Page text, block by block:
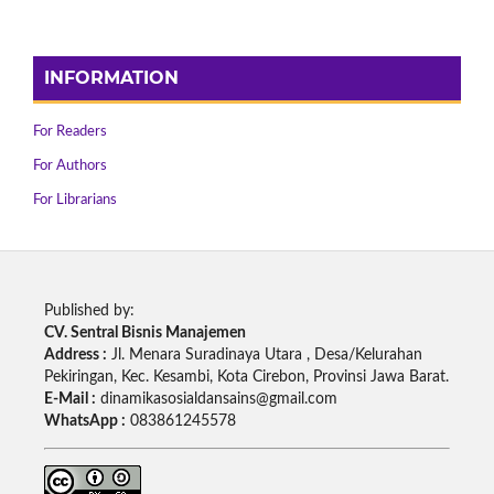
INFORMATION
For Readers
For Authors
For Librarians
Published by:
CV. Sentral Bisnis Manajemen
Address : Jl. Menara Suradinaya Utara , Desa/Kelurahan
Pekiringan, Kec. Kesambi, Kota Cirebon, Provinsi Jawa Barat.
E-Mail : dinamikasosialdansains@gmail.com
WhatsApp : 083861245578